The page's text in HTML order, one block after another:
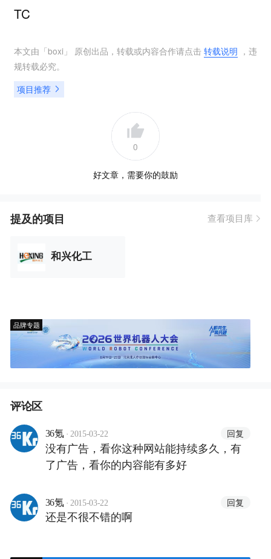
TC
本文由「boxi」 原创出品，转载或内容合作请点击转载说明 ，违
规转载必究。
项目推荐
0
好文章，需要你的鼓励
提及的项目 查看项目库
和兴化工
品牌专题
评论区
36氪 · 2015-03-22 回复
没有广告，看你这种网站能持续多久，有
了广告，看你的内容能有多好
36氪 · 2015-03-22 回复
还是不很不错的啊